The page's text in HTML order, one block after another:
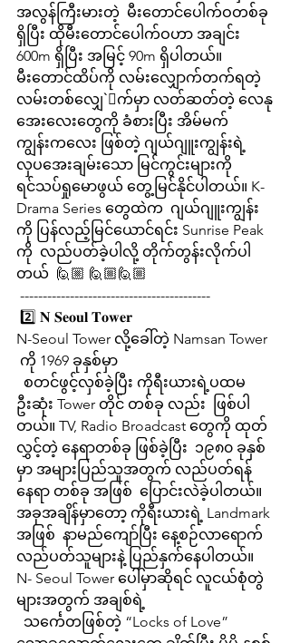
အလွန်ကြီးမားတဲ့  မီးတောင်ပေါက်ဝတစ်ခု
ရှိပြီး ထိုမီးတောင်ပေါက်ဝဟာ အချင်း
600m ရှိပြီး အမြင့် 90m ရှိပါတယ်။
မီးတောင်ထိပ်ကို လမ်းလျှောက်တက်ရတဲ့
လမ်းတစ်လျှေ`ာက်မှာ လတ်ဆတ်တဲ့ လေနု
အေးလေးတွေကို ခံစားပြီး အိမ်မက်
ကျွန်းကလေး ဖြစ်တဲ့ ဂျယ်ဂျူးကျွန်းရဲ့
လှပအေးချမ်းသော မြင်ကွင်းများကို
ရင်သပ်ရှုမောဖွယ် တွေ့မြင်နိုင်ပါတယ်။ K-
Drama Series တွေထဲက  ဂျယ်ဂျူးကျွန်း
ကို ပြန်လည့်မြင်ယောင်ရင်း Sunrise Peak
ကို  လည်ပတ်ခဲ့ပါလို့ တိုက်တွန်းလိုက်ပါ
တယ်  🙋🏼 🙋🏼🙋🏼
------------------------------------------
2️⃣ 𝐍 𝐒𝐞𝐨𝐮𝐥 𝐓𝐨𝐰𝐞𝐫
N-Seoul Tower လို့ခေါ်တဲ့ Namsan Tower
ကို 1969 ခုနှစ်မှာ
ဦးဆုံး Tower တိုင် တစ်ခု လည်း  ဖြစ်ပါ
တယ်။ TV, Radio Broadcast တွေကို ထုတ်
လွှင့်တဲ့ နေရာတစ်ခု ဖြစ်ခဲ့ပြီး  ၁၉၈၀ ခုနှစ်
မှာ အများပြည်သူအတွက် လည်ပတ်ရန်
နေရာ တစ်ခု အဖြစ်  ပြောင်းလဲခဲ့ပါတယ်။
အခုအချိန်မှာတော့ ကိုရီးယားရဲ့ Landmark
အဖြစ်  နာမည်ကျော်ပြီး နေ့စဉ်လာရောက်
လည်ပတ်သူများနဲ့ ပြည်နှက်နေပါတယ်။
N- Seoul Tower ပေါ်မှာဆိုရင် လူငယ်စုံတွဲ
များအတွက် အချစ်ရဲ့